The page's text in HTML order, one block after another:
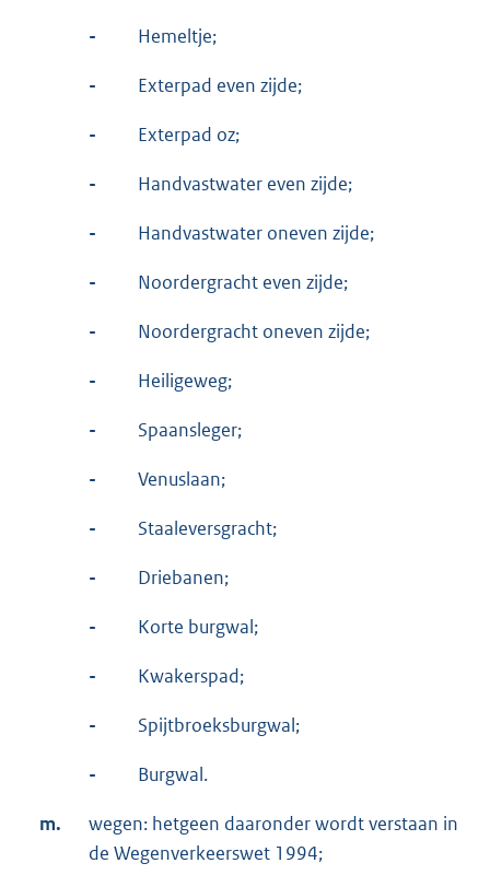
- Hemeltje;
- Exterpad even zijde;
- Exterpad oz;
- Handvastwater even zijde;
- Handvastwater oneven zijde;
- Noordergracht even zijde;
- Noordergracht oneven zijde;
- Heiligeweg;
- Spaansleger;
- Venuslaan;
- Staaleversgracht;
- Driebanen;
- Korte burgwal;
- Kwakerspad;
- Spijtbroeksburgwal;
- Burgwal.
m.
wegen: hetgeen daaronder wordt verstaan in
de Wegenverkeerswet 1994;